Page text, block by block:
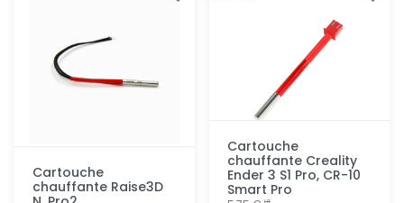
Cartouche
chauffante Raise3D
Cartouche
chauffante Creality
Ender 3 S1 Pro, CR-10
Smart Pro
HT